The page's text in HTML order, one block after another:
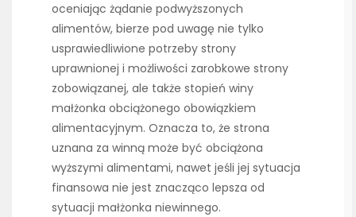
oceniając żądanie podwyższonych
alimentów, bierze pod uwagę nie tylko
usprawiedliwione potrzeby strony
uprawnionej i możliwości zarobkowe strony
zobowiązanej, ale także stopień winy
małżonka obciążonego obowiązkiem
alimentacyjnym. Oznacza to, że strona
uznana za winną może być obciążona
wyższymi alimentami, nawet jeśli jej sytuacja
finansowa nie jest znacząco lepsza od
sytuacji małżonka niewinnego.